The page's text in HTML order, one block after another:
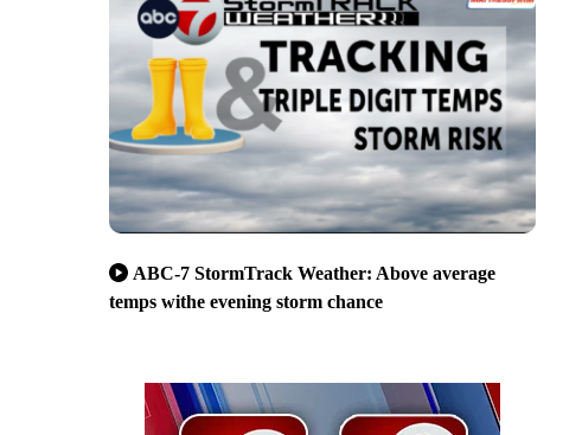
ABC-7 StormTrack Weather: Above average
temps withe evening storm chance